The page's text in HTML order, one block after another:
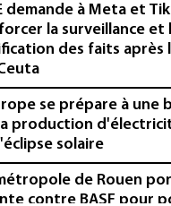
demande à Meta et
la surveillance et
des faits après
se prépare à une
production
solaire
de Rouen
contre BASF pour